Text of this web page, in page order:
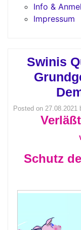
Info &
Impressum
Swinis
Posted on 27.08.2021
Schutz